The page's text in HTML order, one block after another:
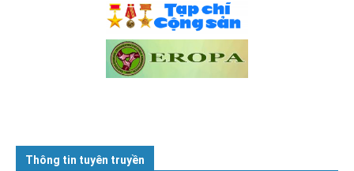
Thông tin tuyên truyền